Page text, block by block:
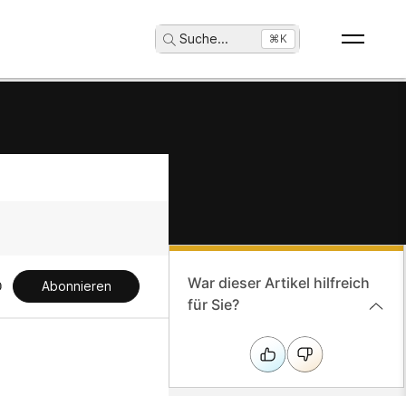
Suche... ⌘K
Abonnieren
War dieser Artikel hilfreich
für Sie?